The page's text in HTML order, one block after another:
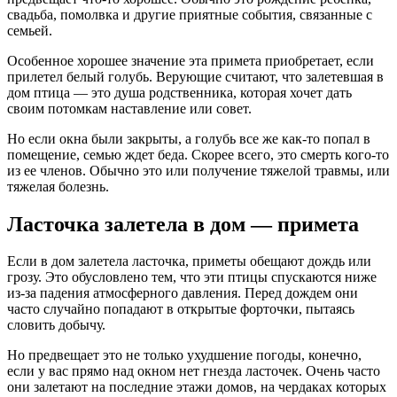
свадьба, помолвка и другие приятные события, связанные с
семьей.
Особенное хорошее значение эта примета приобретает, если
прилетел белый голубь. Верующие считают, что залетевшая в
дом птица — это душа родственника, которая хочет дать
своим потомкам наставление или совет.
Но если окна были закрыты, а голубь все же как-то попал в
помещение, семью ждет беда. Скорее всего, это смерть кого-то
из ее членов. Обычно это или получение тяжелой травмы, или
тяжелая болезнь.
Ласточка залетела в дом — примета
Если в дом залетела ласточка, приметы обещают дождь или
грозу. Это обусловлено тем, что эти птицы спускаются ниже
из-за падения атмосферного давления. Перед дождем они
часто случайно попадают в открытые форточки, пытаясь
словить добычу.
Но предвещает это не только ухудшение погоды, конечно,
если у вас прямо над окном нет гнезда ласточек. Очень часто
они залетают на последние этажи домов, на чердаках которых